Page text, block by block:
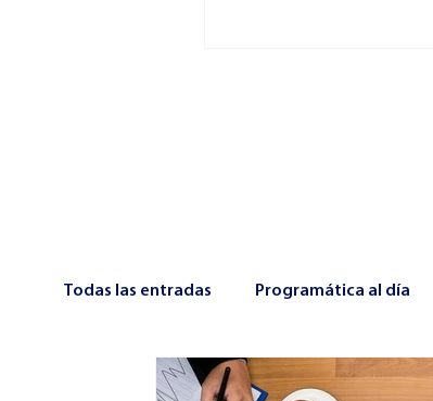
Todas las entradas Programática al día